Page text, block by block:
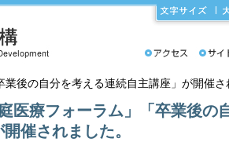
後の自分を考える連続自主講座」が開催さ
医療フォーラム」「卒業後の
催されました。